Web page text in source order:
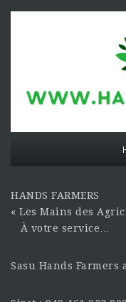
HANDS FARMERS
« Les Mains des
À votre service…
Sasu Hands Farmers